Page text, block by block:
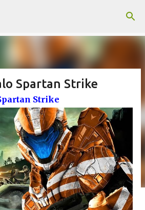
o conteúdo principal
Spartan Strike
Strike